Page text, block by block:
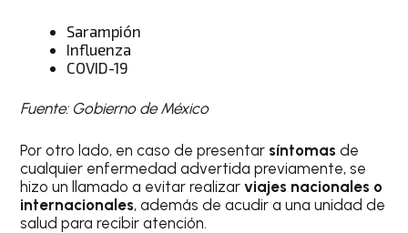
Sarampión
Influenza
COVID-19
Fuente: Gobierno de México
Por otro lado, en caso de presentar síntomas de
cualquier enfermedad advertida previamente, se
hizo un llamado a evitar realizarviajes nacionales o
internacionales, además de acudir a una unidad de
salud para recibir atención.